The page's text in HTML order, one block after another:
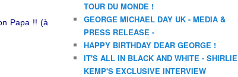
Papa !! (à
TOUR DU MONDE !
GEORGE MICHAEL DAY UK - MEDIA &
PRESS RELEASE -
HAPPY BIRTHDAY DEAR GEORGE !
IT'S ALL IN BLACK AND WHITE - SHIRLIE
KEMP'S EXCLUSIVE INTERVIEW